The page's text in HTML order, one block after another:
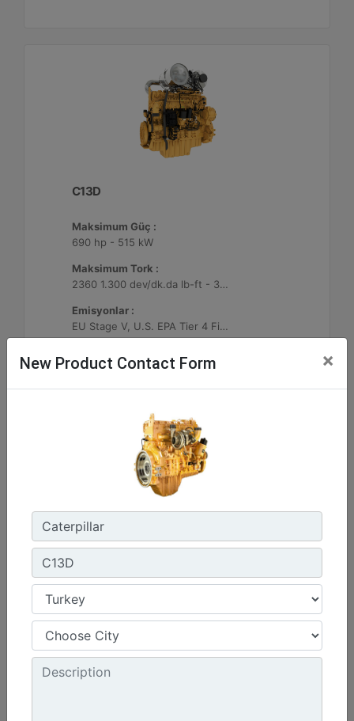
C13D
Maksimum Güç :
690 hp - 515 kW
Maksimum Tork :
2360 1.300 dev/dk.da lb-ft - 3200 1.300 dev/dk.da Nm
Emisyonlar :
EU Stage V, U.S. EPA Tier 4 Final, Korea Stage V, Japan 2014, China NRIV
Machine Details Get Offer
C13D
Maksimum Güç :
690 hp - 515 kW
Maksimum Tork :
New Product Contact Form ×